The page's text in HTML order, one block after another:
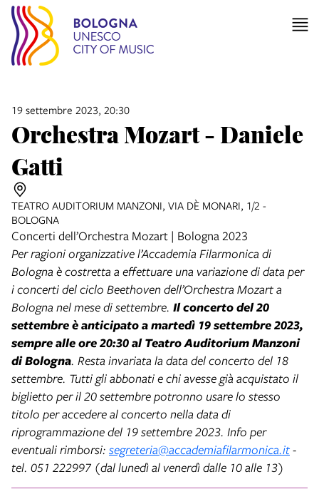
19 settembre 2023, 20:30
Orchestra Mozart - Daniele
Gatti
TEATRO AUDITORIUM MANZONI, VIA DÈ MONARI, 1/2 -
BOLOGNA
Concerti dell’Orchestra Mozart | Bologna 2023
Per ragioni organizzative l’Accademia Filarmonica di
Bologna è costretta a effettuare una variazione di data per
i concerti del ciclo Beethoven dell’Orchestra Mozart a
Bologna nel mese di settembre. Il concerto del 20
settembre è anticipato a martedì 19 settembre 2023,
sempre alle ore 20:30 al Teatro Auditorium Manzoni
di Bologna. Resta invariata la data del concerto del 18
settembre. Tutti gli abbonati e chi avesse già acquistato il
biglietto per il 20 settembre potronno usare lo stesso
titolo per accedere al concerto nella data di
riprogrammazione del 19 settembre 2023. Info per
eventuali rimborsi: segreteria@accademiafilarmonica.it-
tel. 051 222997 (dal lunedì al venerdì dalle 10 alle 13)